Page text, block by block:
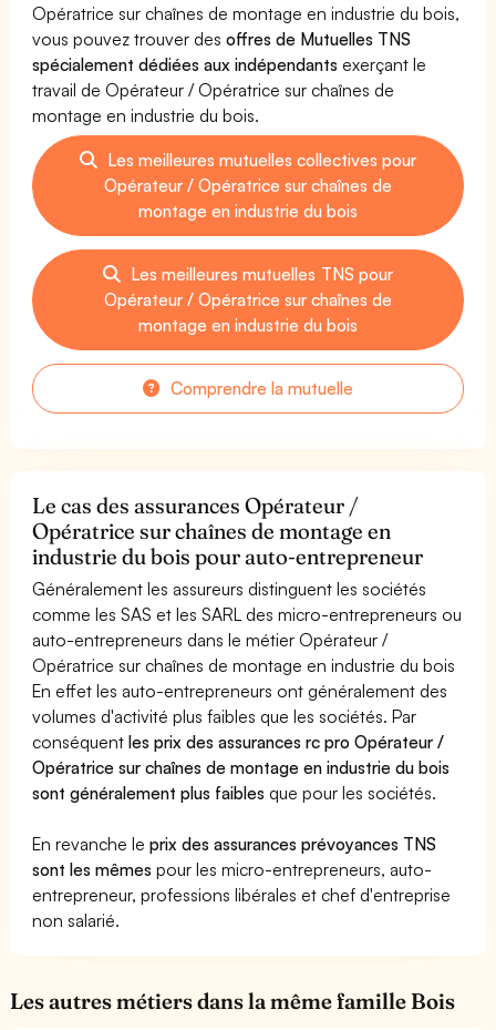
Opératrice sur chaînes de montage en industrie du bois,
vous pouvez trouver desoffres de Mutuelles TNS
spécialement dédiées aux indépendants exerçant le
travail de Opérateur / Opératrice sur chaînes de
montage en industrie du bois.
Les meilleures mutuelles collectives pour
Opérateur / Opératrice sur chaînes de
montage en industrie du bois
Les meilleures mutuelles TNS pour
Opérateur / Opératrice sur chaînes de
montage en industrie du bois
Comprendre la mutuelle
Le cas des assurances Opérateur /
Opératrice sur chaînes de montage en
industrie du bois pour auto-entrepreneur
Généralement les assureurs distinguent les sociétés
comme les SAS et les SARL des micro-entrepreneurs ou
auto-entrepreneurs dans le métier Opérateur /
Opératrice sur chaînes de montage en industrie du bois
En effet les auto-entrepreneurs ont généralement des
volumes d'activité plus faibles que les sociétés. Par
conséquentles prix des assurances rc pro Opérateur /
Opératrice sur chaînes de montage en industrie du bois
sont généralement plus faibles que pour les sociétés.
En revanche leprix des assurances prévoyances TNS
sont les mêmes pour les micro-entrepreneurs, auto-
entrepreneur, professions libérales et chef d'entreprise
non salarié.
Les autres métiers dans la même famille Bois